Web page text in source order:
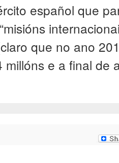
español que
que no ano
millóns e a final de